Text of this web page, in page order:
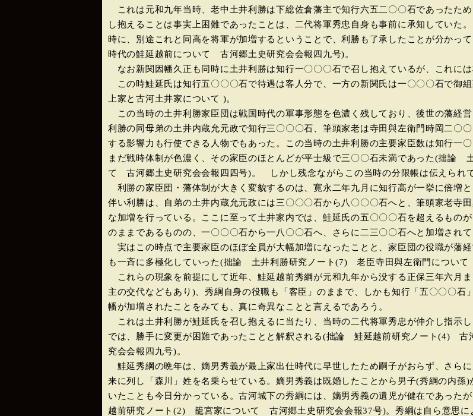
これは元和九年当時、老中土井利勝は下総佐倉藩主で知行六五二〇〇石であったた
し抱えることは事実上困難であったことは、二代将軍秀忠自身も事前に承知していた
時に、別途これと同高を将軍が加増するということで、利勝も了承したことが分か
時代の鮭延越前について 古河郷土史研究会会報四九号)。
なお新関因幡久正も同時に土井利勝は知行一〇〇〇石で召し抱えているが、これに
この時鮭延氏は知行五〇〇〇石で待遇は客人分で、一方の新関氏は一〇〇〇石で御
上家と古河土井家について )。
この当時の土井利勝家臣団は戦国時代の軍事形態を色濃く残しており、後世の藩経
利勝の同母弟の土井内蔵允元政で知行三〇〇〇石、筆頭家老は寺田與左衛門時岡二〇
する影響力も行使できる人物でもあった。この当時の土井利勝の主要家臣数は知行一
まだ戦時体制が色濃く、その家臣のほとんどが平士級で三〇〇石未満であった(拙論
て 古河郷土史研究会会報四四号)。 しかし残念ながらこの当時の分限帳は伝えられて
利勝の家臣団・藩体制が大きく変貌するのは、寛永二年九月に知行高が一挙に倍増
伴い利勝は、自弟の土井内蔵允元政には三〇〇〇石から八〇〇〇石へと、筆頭家老寺
な加増を行っている。ここに至って土井家内では、鮭延氏の五〇〇〇石を超えるもの
のままであるものの、一〇〇〇石から一八〇〇石へ、さらに二三〇〇石へと加増され
実はこの時点で主要家臣のほぼ全員が大幅加増になったことと、家臣団の役職が藩
も一斉に多極化していった(拙論 土井利勝研究ノート(7) 老臣寺田與左衛門について
これらの現象を前提にして近年、鮭延越前秀綱が元和九年から没する正保三年六月
主の交代などもあり)、秀綱自身の役職も「客臣」のままで、しかも知行「五〇〇〇石
幡が加増されたことをみても、真に奇異なことと言えるであろう。
これは土井利勝が鮭延氏を召し抱えるに当たり、当時の二代将軍秀忠が仲介し指示
では、勝手に変更が困難であったことと解釈される(拙論 鮭延越前研究ノート(4)
究会会報四九号)。
鮭延秀綱の晩年は、嫡男秀義が最上家出仕時代に早世したため嗣子がおらず、さら
来に列し「森川」姓を名乗らせている。嫡男秀義は既婚したことから男子(秀綱の内孫
いたことも今日分かっている。古河城下の秀綱には、嫡男秀義の遺児が健在であっ
越前研究ノート(2) 籠宮家について 古河郷土史研究会会報37号)。秀綱は自ら意思に